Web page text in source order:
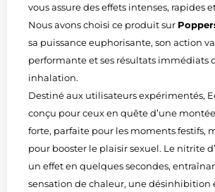
vous assure des effets intenses, rapides
Nous avons choisi ce produit sur
sa puissance euphorisante, son action
performante et ses résultats immédiats
inhalation.
Destiné aux utilisateurs expérimentés,
conçu pour ceux en quête d’une
forte, parfaite pour les moments festifs,
pour booster le plaisir sexuel. Le nitrite
un effet en quelques secondes,
sensation de chaleur, une désinhibition